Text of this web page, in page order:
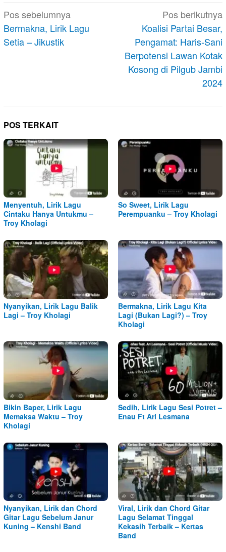
Navigasi
pos
Pos sebelumnya
Bermakna, Lirik Lagu
Setia – Jikustik
Pos berikutnya
Koalisi Partai Besar,
Pengamat: Haris-Sani
Berpotensi Lawan Kotak
Kosong di Pilgub Jambi
2024
POS TERKAIT
Menyentuh, Lirik Lagu
Cintaku Hanya Untukmu –
Troy Kholagi
So Sweet, Lirik Lagu
Perempuanku – Troy Kholagi
Nyanyikan, Lirik Lagu Balik
Lagi – Troy Kholagi
Bermakna, Lirik Lagu Kita
Lagi (Bukan Lagi?) – Troy
Kholagi
Bikin Baper, Lirik Lagu
Memaksa Waktu – Troy
Kholagi
Sedih, Lirik Lagu Sesi Potret –
Enau Ft Ari Lesmana
Nyanyikan, Lirik dan Chord
Gitar Lagu Sebelum Janur
Kuning – Kenshi Band
Viral, Lirik dan Chord Gitar
Lagu Selamat Tinggal
Kekasih Terbaik – Kertas
Band